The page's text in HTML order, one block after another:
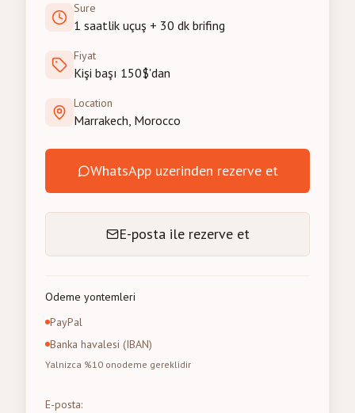
Sure
1 saatlik uçuş + 30 dk brifing
Fiyat
Kişi başı 150$'dan
Location
Marrakech, Morocco
WhatsApp uzerinden rezerve et
E-posta ile rezerve et
Odeme yontemleri
PayPal
Banka havalesi (IBAN)
Yalnizca %10 onodeme gereklidir
E-posta: